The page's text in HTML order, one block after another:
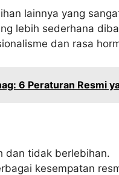
lainnya yang
lebih sederhana
dan rasa
6 Peraturan Resmi
dan tidak berlebihan.
kesempatan